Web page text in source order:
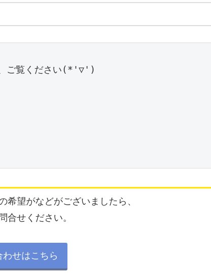
希望がなどがございましたら、
合せください。
わせはこちら